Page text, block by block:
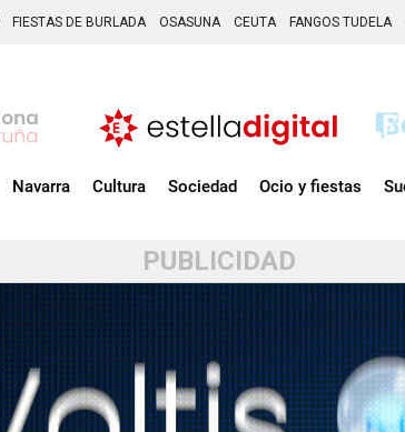
FIESTAS DE BURLADA OSASUNA CEUTA FANGOS TUDELA
Navarra Cultura Sociedad Ocio y fiestas
PUBLICIDAD